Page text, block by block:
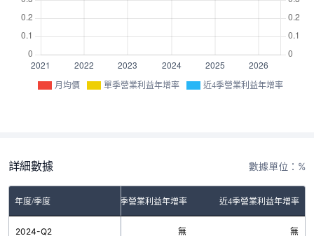
月均價 單季營業利益年增率 近4季營業利益年增率
詳細數據 數據單位：%
年度/季度 單季營業利益年增率 近4季營業利益年增率
2024-Q2 無 無